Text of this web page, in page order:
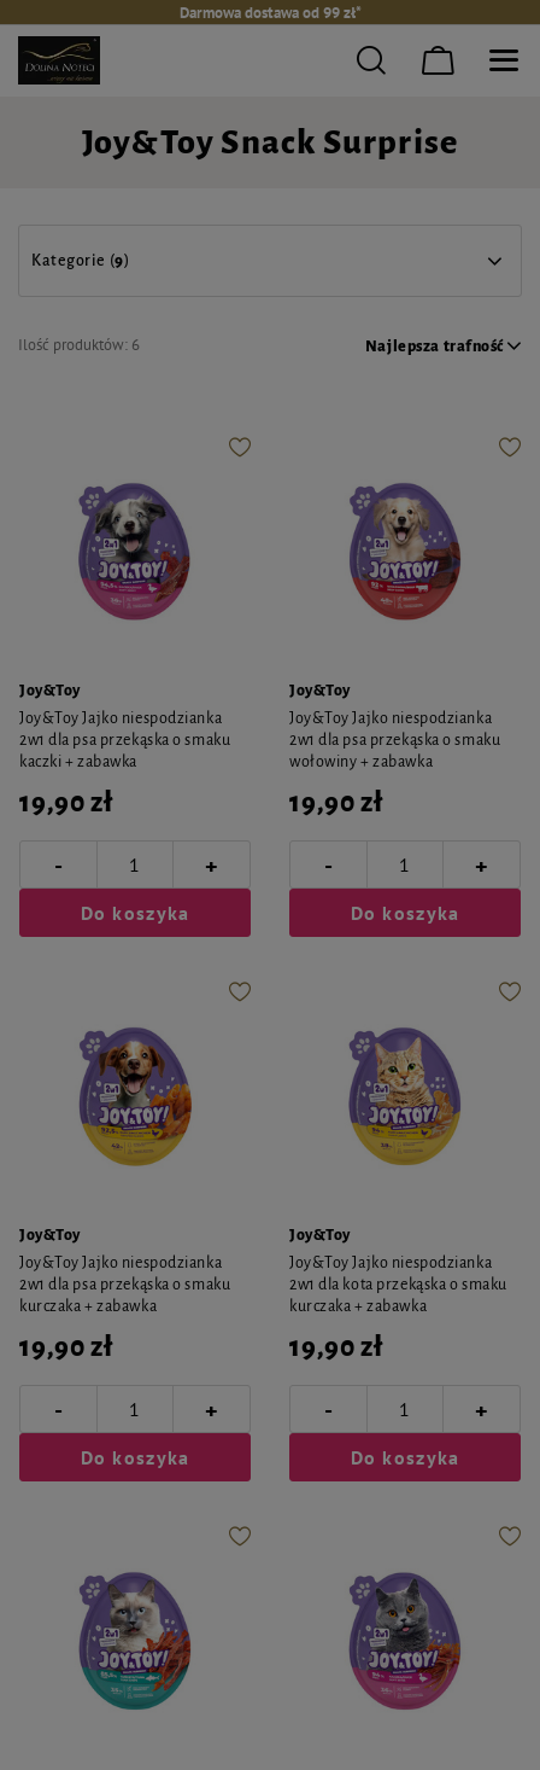
Darmowa dostawa od 99 zł*
Joy&Toy Snack Surprise
Kategorie (9)
Ilość produktów: 6 Najlepsza trafność
Joy&Toy
Joy&Toy Jajko niespodzianka
2w1 dla psa przekąska o smaku
kaczki + zabawka
19,90 zł
- +
Do koszyka
Joy&Toy
Joy&Toy Jajko niespodzianka
2w1 dla psa przekąska o smaku
wołowiny + zabawka
19,90 zł
- +
Do koszyka
Joy&Toy
Joy&Toy Jajko niespodzianka
2w1 dla psa przekąska o smaku
kurczaka + zabawka
19,90 zł
- +
Do koszyka
Joy&Toy
Joy&Toy Jajko niespodzianka
2w1 dla kota przekąska o smaku
kurczaka + zabawka
19,90 zł
- +
Do koszyka